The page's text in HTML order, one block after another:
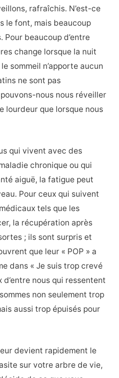
rafraîchis. N’est-ce
le font, mais beaucoup
Pour beaucoup d’entre
change lorsque la nuit
sommeil n’apporte aucun
ne sont pas
nous nous réveiller
lourdeur que lorsque nous
qui vivent avec des
chronique ou qui
aiguë, la fatigue peut
Pour ceux qui suivent
tels que les
la récupération après
; ils sont surpris et
que leur « POP » a
dans « Je suis trop crevé
d’entre nous qui ressentent
non seulement trop
aussi trop épuisés pour
devient rapidement le
sur votre arbre de vie,